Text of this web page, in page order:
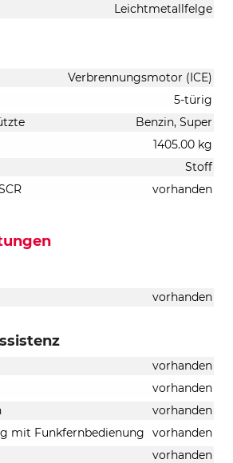
Leichtmetallfelge
Verbrennungsmotor (ICE)
5-türig
Benzin, Super
1405.00 kg
Stoff
vorhanden
vorhanden
vorhanden
vorhanden
vorhanden
mit Funkfernbedienung
vorhanden
vorhanden